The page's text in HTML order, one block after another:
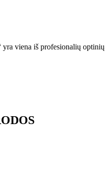
viena iš profesionalių optinių